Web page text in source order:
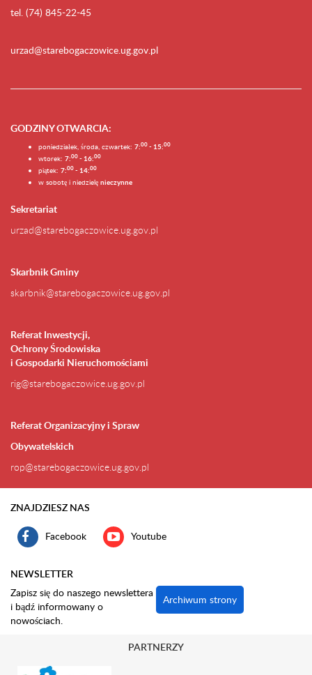
tel. (74) 845-22-45
urzad@starebogaczowice.ug.gov.pl
GODZINY OTWARCIA:
poniedziałek, środa, czwartek: 7:00 - 15:00
wtorek: 7:00 - 16:00
piątek: 7:00 - 14:00
w sobotę i niedzielę nieczynne
Sekretariat
urzad@starebogaczowice.ug.gov.pl
Skarbnik Gminy
skarbnik@starebogaczowice.ug.gov.pl
Referat Inwestycji,
Ochrony Środowiska
i Gospodarki Nieruchomościami
rig@starebogaczowice.ug.gov.pl
Referat Organizacyjny i Spraw
Obywatelskich
rop@starebogaczowice.ug.gov.pl
ZNAJDZIESZ NAS
Facebook Youtube
NEWSLETTER
Zapisz się do naszego newslettera
i bądź informowany o
nowościach.
Archiwum strony
PARTNERZY